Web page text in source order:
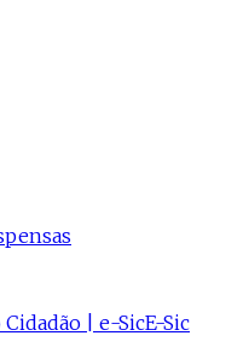
| e-SicE-Sic